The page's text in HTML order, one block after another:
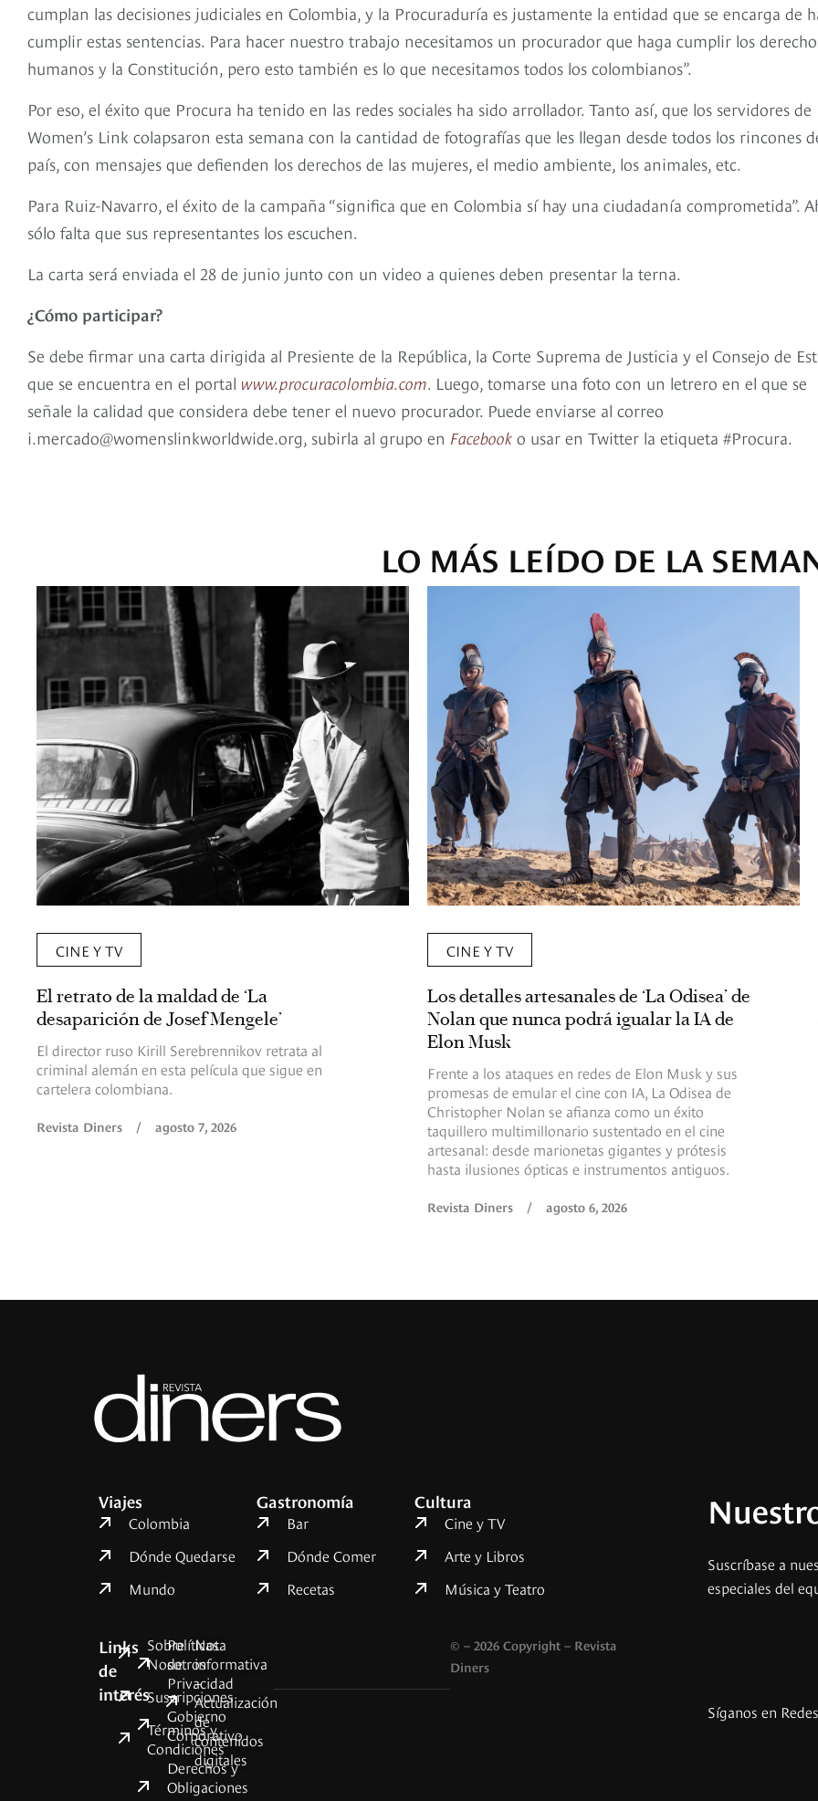
cumplan las decisiones judiciales en Colombia, y la Procuraduría es justamente la entidad que se encarga de
cumplir estas sentencias. Para hacer nuestro trabajo necesitamos un procurador que haga cumplir los
humanos y la Constitución, pero esto también es lo que necesitamos todos los colombianos”.
Por eso, el éxito que Procura ha tenido en las redes sociales ha sido arrollador. Tanto así, que los servidores de
Women’s Link colapsaron esta semana con la cantidad de fotografías que les llegan desde todos los rincones
país, con mensajes que defienden los derechos de las mujeres, el medio ambiente, los animales, etc.
Para Ruiz-Navarro, el éxito de la campaña “significa que en Colombia sí hay una ciudadanía comprometida”.
sólo falta que sus representantes los escuchen.
La carta será enviada el 28 de junio junto con un video a quienes deben presentar la terna.
¿Cómo participar?
Se debe firmar una carta dirigida al Presiente de la República, la Corte Suprema de Justicia y el Consejo de
que se encuentra en el portal www.procuracolombia.com. Luego, tomarse una foto con un letrero en el que se
señale la calidad que considera debe tener el nuevo procurador. Puede enviarse al correo
i.mercado@womenslinkworldwide.org, subirla al grupo en Facebook o usar en Twitter la etiqueta #Procura.
LO MÁS LEÍDO DE LA
CINE Y TV
El retrato de la maldad de ‘La
desaparición de Josef Mengele’
El director ruso Kirill Serebrennikov retrata al
criminal alemán en esta película que sigue en
cartelera colombiana.
Revista Diners / agosto 7, 2026
CINE Y TV
Los detalles artesanales de ‘La Odisea’ de
Nolan que nunca podrá igualar la IA de
Elon Musk
Frente a los ataques en redes de Elon Musk y sus
promesas de emular el cine con IA, La Odisea de
Christopher Nolan se afianza como un éxito
taquillero multimillonario sustentado en el cine
artesanal: desde marionetas gigantes y prótesis
hasta ilusiones ópticas e instrumentos antiguos.
Revista Diners / agosto 6, 2026
Viajes
Colombia
Dónde Quedarse
Mundo
Gastronomía
Bar
Dónde Comer
Recetas
Cultura
Cine y TV
Arte y Libros
Música y Teatro
Links
de
interés
Sobre
Nosotros
Suscripciones
Términos y
Condiciones
Políticas
de
Privacidad
Gobierno
Corporativo
Derechos y
Obligaciones
Nota
informativa
–
Actualización
de
contenidos
digitales
© – 2026 Copyright – Revista
Diners
Suscríbase a
especiales del
Síganos en Redes